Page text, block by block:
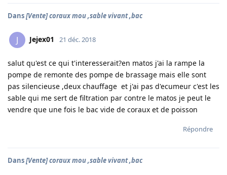
Dans[Vente] coraux mou ,sable vivant ,bac
J Jejex01 21 déc. 2018
salut qu'est ce qui t'interesserait?en matos j'ai la rampe la
pompe de remonte des pompe de brassage mais elle sont
pas silencieuse ,deux chauffage et j'ai pas d'ecumeur c'est les
sable qui me sert de filtration par contre le matos je peut le
vendre que une fois le bac vide de coraux et de poisson
Répondre
Dans[Vente] coraux mou ,sable vivant ,bac